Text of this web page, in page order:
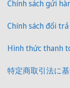
Chính sách gửi
Chính sách đổi trả
Hình thức thanh
特定商取引法に